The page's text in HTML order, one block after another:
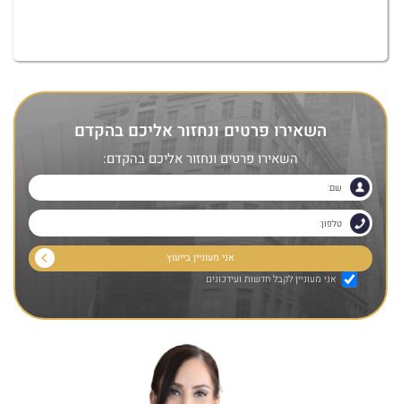
השאירו פרטים ונחזור אליכם בהקדם
השאירו פרטים ונחזור אליכם בהקדם:
אני מעוניין לקבל חדשות ועידכונים